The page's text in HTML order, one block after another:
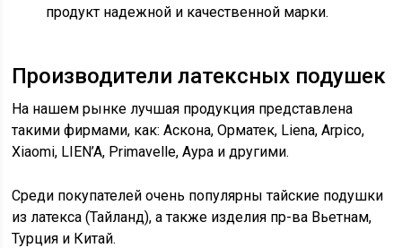
продукт надежной и качественной марки.
Производители латексных подушек
На нашем рынке лучшая продукция представлена
такими фирмами, как: Аскона, Орматек, Liena, Arpico,
Xiaomi, LIEN’A, Primavelle, Аура и другими.
Среди покупателей очень популярны тайские подушки
из латекса (Тайланд), а также изделия пр-ва Вьетнам,
Турция и Китай.